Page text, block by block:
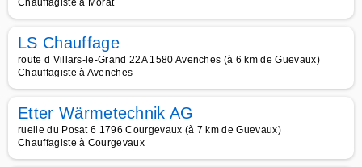
Chauffagiste à Morat
LS Chauffage
route d Villars-le-Grand 22A 1580 Avenches (à 6 km de Guevaux)
Chauffagiste à Avenches
Etter Wärmetechnik AG
ruelle du Posat 6 1796 Courgevaux (à 7 km de Guevaux)
Chauffagiste à Courgevaux